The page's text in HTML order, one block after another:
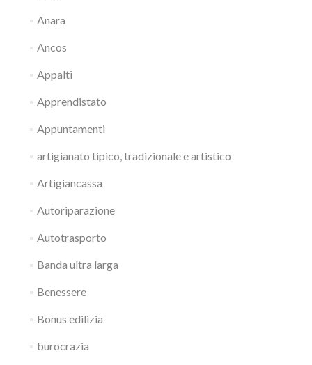
Anara
Ancos
Appalti
Apprendistato
Appuntamenti
artigianato tipico, tradizionale e artistico
Artigiancassa
Autoriparazione
Autotrasporto
Banda ultra larga
Benessere
Bonus edilizia
burocrazia